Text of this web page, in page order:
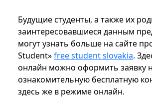
Будущие студенты, а также их
заинтересовавшиеся данным
могут узнать больше на сайте
Student»free student slovakia.
онлайн можно оформить заявку
ознакомительную бесплатную
здесь же в режиме онлайн.